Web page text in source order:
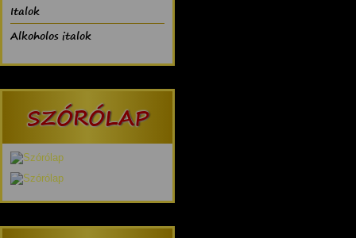
Italok
Alkoholos italok
SZÓRÓLAP